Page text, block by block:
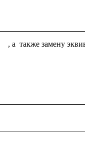
, а  также замену